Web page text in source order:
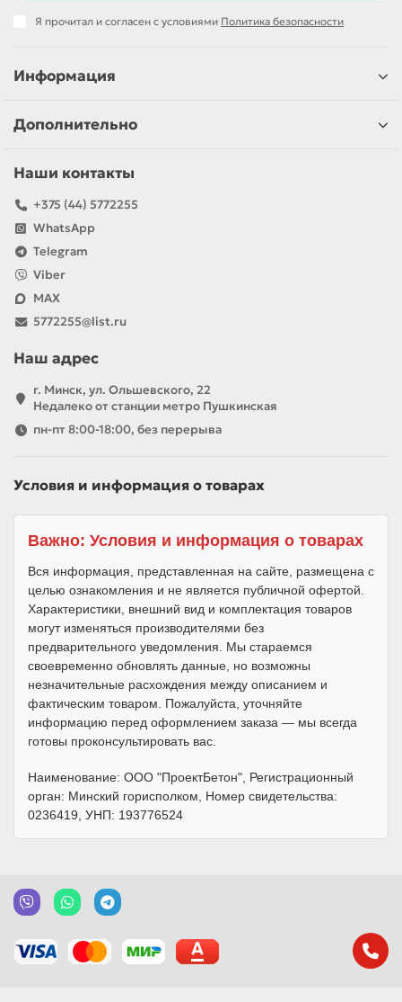
Я прочитал и согласен с условиями Политика безопасности
Информация
Дополнительно
Наши контакты
+375 (44) 5772255
WhatsApp
Telegram
Viber
MAX
5772255@list.ru
Наш адрес
г. Минск, ул. Ольшевского, 22
Недалеко от станции метро Пушкинская
пн-пт 8:00-18:00, без перерыва
Условия и информация о товарах
Важно: Условия и информация о товарах
Вся информация, представленная на сайте, размещена с
целью ознакомления и не является публичной офертой.
Характеристики, внешний вид и комплектация товаров
могут изменяться производителями без
предварительного уведомления. Мы стараемся
своевременно обновлять данные, но возможны
незначительные расхождения между описанием и
фактическим товаром. Пожалуйста, уточняйте
информацию перед оформлением заказа — мы всегда
готовы проконсультировать вас.
Наименование: ООО "ПроектБетон", Регистрационный
орган: Минский горисполком, Номер свидетельства:
0236419, УНП: 193776524